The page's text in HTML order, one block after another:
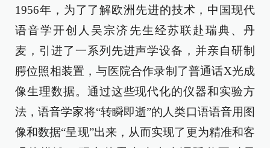
1956年，为了了解欧洲先进的技术，中国现代
语音学开创人吴宗济先生经苏联赴瑞典、丹
麦，引进了一系列先进声学设备，并亲自研制
腭位照相装置，与医院合作录制了普通话X光成
像生理数据。通过这些现代化的仪器和实验方
法，语音学家将“转瞬即逝”的人类口语语音用图
像和数据“呈现”出来，从而实现了更为精准和客